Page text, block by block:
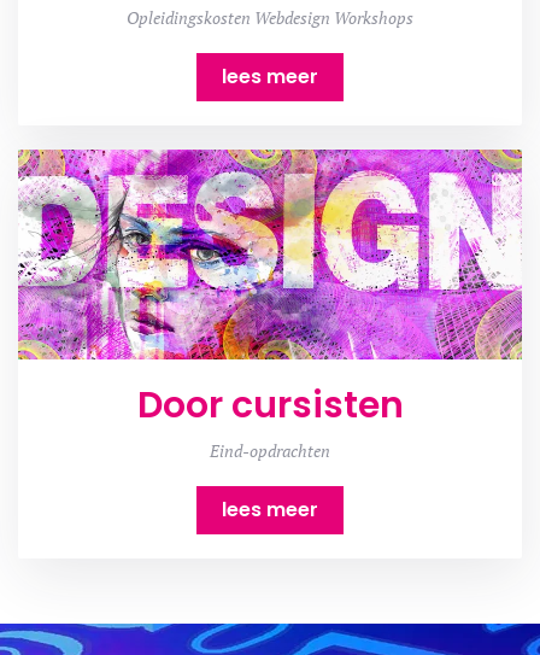
Opleidingskosten Webdesign Workshops
lees meer
Door cursisten
Eind-opdrachten
lees meer